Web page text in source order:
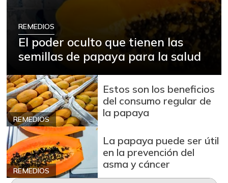
REMEDIOS
El poder oculto que tienen las
semillas de papaya para la salud
REMEDIOS
Estos son los beneficios
del consumo regular de
la papaya
REMEDIOS
La papaya puede ser útil
en la prevención del
asma y cáncer